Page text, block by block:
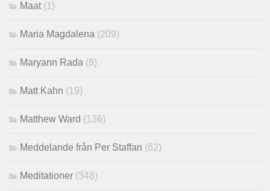
Maat (1)
Maria Magdalena (209)
Maryann Rada (8)
Matt Kahn (19)
Matthew Ward (136)
Meddelande från Per Staffan (62)
Meditationer (348)